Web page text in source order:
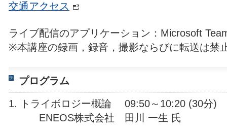
交通アクセス
ライブ配信のアプリケーション：Microsoft
※本講座の録画，録音，撮影ならびに転送は禁
プログラム
1. トライボロジー概論 09:50～10:20 (30分)
ENEOS株式会社 田川 一生 氏